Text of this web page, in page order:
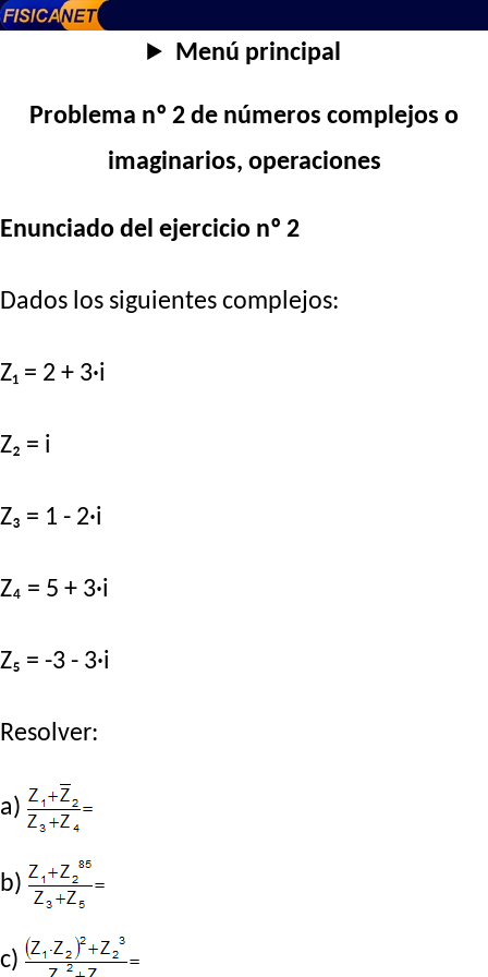
Menú principal
Problema nº 2 de números complejos o
imaginarios, operaciones
Enunciado del ejercicio nº 2
Dados los siguientes complejos:
Z₁ = 2 + 3·i
Z₂ = i
Z₃ = 1 - 2·i
Z₄ = 5 + 3·i
Z₅ = -3 - 3·i
Resolver:
a)
b)
c)